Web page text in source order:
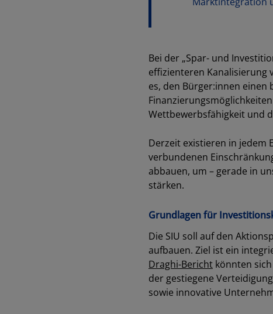
Bei der „Spar- und
effizienteren Kanalisierung
es, den Bürger:innen
Wettbewerbsfähigkeit und
Derzeit existieren in jedem
verbundenen
abbauen, um – gerade in
stärken.
Grundlagen für
Die SIU soll auf den
aufbauen. Ziel ist ein
Draghi-Bericht könnten
der gestiegene
sowie innovative